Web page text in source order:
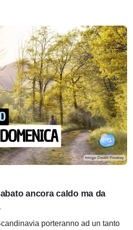
ancora caldo ma da
porteranno ad un tanto